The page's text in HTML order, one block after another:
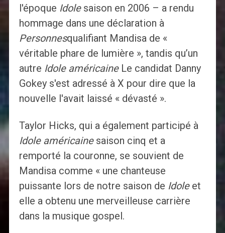
l'époque Idolesaison en 2006 – a rendu
hommage dans une déclaration à
Personnesqualifiant Mandisa de «
véritable phare de lumière », tandis qu’un
autre Idole américaineLe candidat Danny
Gokey s'est adressé à X pour dire que la
nouvelle l'avait laissé « dévasté ».
Taylor Hicks, qui a également participé à
Idole américainesaison cinq et a
remporté la couronne, se souvient de
Mandisa comme « une chanteuse
puissante lors de notre saison de Idoleet
elle a obtenu une merveilleuse carrière
dans la musique gospel.